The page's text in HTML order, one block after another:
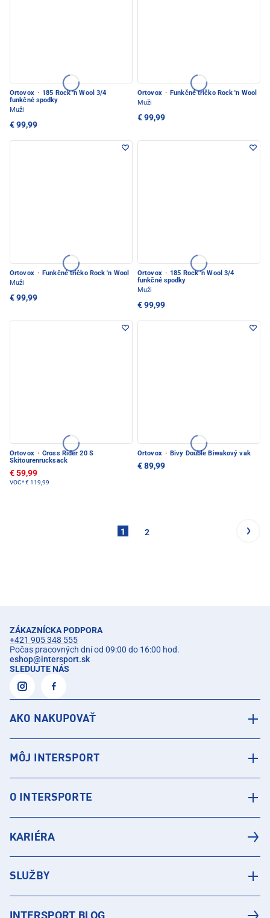
Ortovox · 185 Rock 'n Wool 3/4
funkčné spodky
Muži
€ 99,99
Ortovox · Funkčné tričko Rock 'n Wool
Muži
€ 99,99
Ortovox · Funkčné tričko Rock 'n Wool
Muži
€ 99,99
Ortovox · 185 Rock 'n Wool 3/4
funkčné spodky
Muži
€ 99,99
Ortovox · Cross Rider 20 S
Skitourenrucksack
€ 59,99
VOC*€ 119,99
Ortovox · Bivy Double Biwakový vak
€ 89,99
1 2
ZÁKAZNÍCKA PODPORA
+421 905 348 555
Počas pracovných dní od 09:00 do 16:00 hod.
eshop@intersport.sk
SLEDUJTE NÁS
AKO NAKUPOVAŤ
MÔJ INTERSPORT
O INTERSPORTE
KARIÉRA
SLUŽBY
INTERSPORT BLOG